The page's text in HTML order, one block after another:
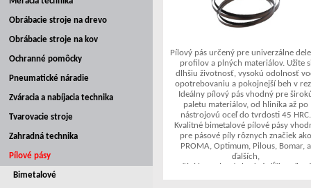
Obrábacie stroje na drevo
Obrábacie stroje na kov
Ochranné pomôcky
Pneumatické náradie
Zváracia a nabíjacia technika
Tvarovacie stroje
Zahradná technika
Pílové pásy
Bimetalové
Pílový pás určený pre univerzálne
profilov a plných materiálov. Užite
dlhšiu životnosť, vysokú odolnosť
opotrebovaniu a pokojnejší beh v
Ideálny pílový pás vhodný pre
paletu materiálov, od hliníka až po
nástrojovú oceľ do tvrdosti 45 HRC.
Kvalitné bimetalové pílové pásy
pre pásové píly rôznych značiek
PROMA, Optimum, Pilous, Bomar, a
ďalších,
Stačí si len vybrať vhodnú dĺžku